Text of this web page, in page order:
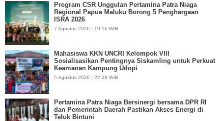
Program CSR Unggulan Pertamina Patra Niaga
Regional Papua Maluku Borong 5 Penghargaan
ISRA 2026
7 Agustus 2026 | 19:16 WIB
Mahasiswa KKN UNCRI Kelompok VIII
Sosialisasikan Pentingnya Siskamling untuk Perkuat
Keamanan Kampung Udopi
5 Agustus 2026 | 22:28 WIB
Pertamina Patra Niaga Bersinergi bersama DPR RI
dan Pemerintah Daerah Pastikan Akses Energi di
Teluk Bintuni